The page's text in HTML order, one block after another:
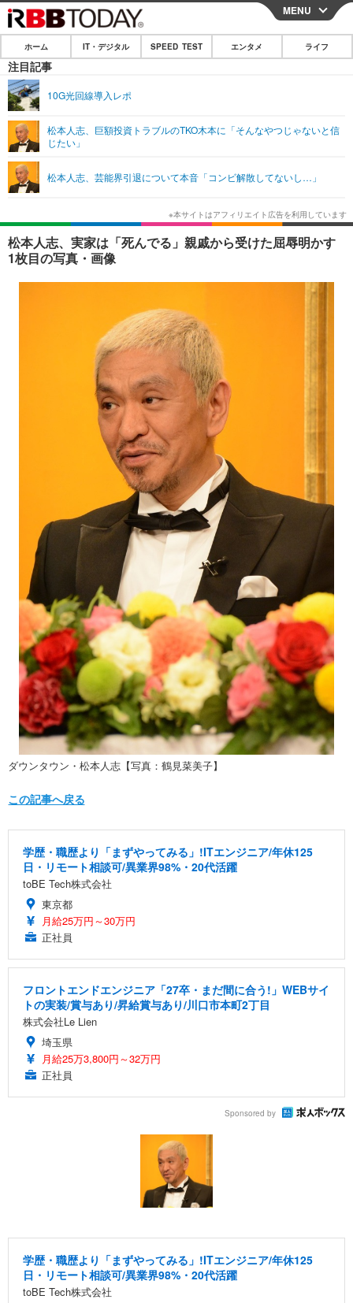
CLOSE
ホーム
IT・デジタル
ネタ
ショッピング その他
SPEED TEST
エンタメ
エンタメTOP 映画・ドラマ
韓国・芸能
音楽 スポーツ
ライフ
ライフTOP グルメ
ペット ショッピング
その他
リリース一覧
プッシュ通知の停止方法
MENU
ホーム IT・デジタル SPEED TEST エンタメ ライフ
注目記事
10G光回線導入レポ
松本人志、巨額投資トラブルのTKO木本に「そんなやつじゃないと信
じたい」
松本人志、芸能界引退について本音「コンビ解散してないし…」
松本人志、実家は「死んでる」親戚から受けた屈辱明かす
1枚目の写真・画像
ダウンタウン・松本人志【写真：鶴見菜美子】
この記事へ戻る
学歴・職歴より「まずやってみる」!ITエンジニア/年休125
日・リモート相談可/異業界98%・20代活躍
toBE Tech株式会社
東京都
月給25万円～30万円
正社員
フロントエンドエンジニア「27卒・まだ間に合う!」WEBサイ
トの実装/賞与あり/昇給賞与あり/川口市本町2丁目
株式会社Le Lien
埼玉県
月給25万3,800円～32万円
正社員
Sponsored by
学歴・職歴より「まずやってみる」!ITエンジニア/年休125
日・リモート相談可/異業界98%・20代活躍
toBE Tech株式会社